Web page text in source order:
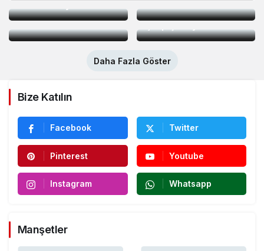
projesi eylülde
başlıyor
tabanca ile vurulmuş
Otomobil ile triportör
Daha Fazla Göster
Bize Katılın
Facebook Twitter
Pinterest Youtube
Instagram Whatsapp
Manşetler